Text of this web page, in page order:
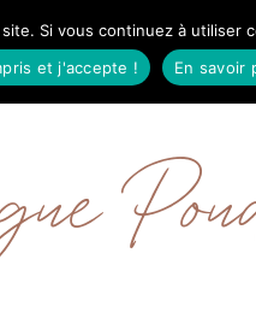
VOYAGES
Si vous continuez à
et j'accepte !
En savoir